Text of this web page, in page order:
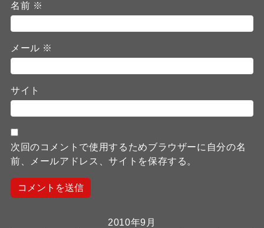
名前 ※
メール ※
サイト
次回のコメントで使用するためブラウザーに自分の名
前、メールアドレス、サイトを保存する。
2010年9月